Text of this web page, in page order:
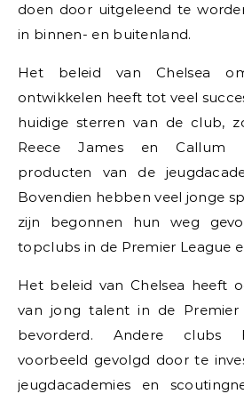
doen door uitgeleend te
in binnen- en buitenland.
Het beleid van Chelsea
ontwikkelen heeft tot veel
huidige sterren van de club,
Reece James en Callum
producten van de
Bovendien hebben veel jonge
zijn begonnen hun weg
topclubs in de Premier League
Het beleid van Chelsea heeft
van jong talent in de Premier
bevorderd. Andere clubs
voorbeeld gevolgd door te
jeugdacademies en